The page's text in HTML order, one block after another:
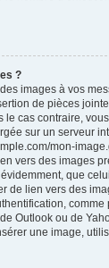
?
images à vos
de pièces
le cas contraire,
sur un serveur
mon-
vers des images
que
de lien vers des
Outlook ou de
une image,